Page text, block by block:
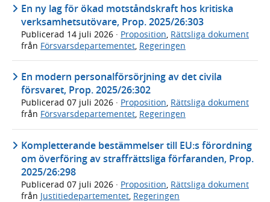
En ny lag för ökad motståndskraft hos kritiska
verksamhetsutövare, Prop. 2025/26:303
Publicerad 14 juli 2026 · Proposition Rättsliga dokument
från Försvarsdepartementet Regeringen
En modern personalförsörjning av det civila
försvaret, Prop. 2025/26:302
Publicerad 07 juli 2026 · Proposition, Rättsliga dokument
från Försvarsdepartementet, Regeringen
Kompletterande bestämmelser till EU:s förordning
om överföring av straffrättsliga förfaranden, Prop.
2025/26:298
Publicerad 07 juli 2026 · Proposition, Rättsliga dokument
från Justitiedepartementet, Regeringen